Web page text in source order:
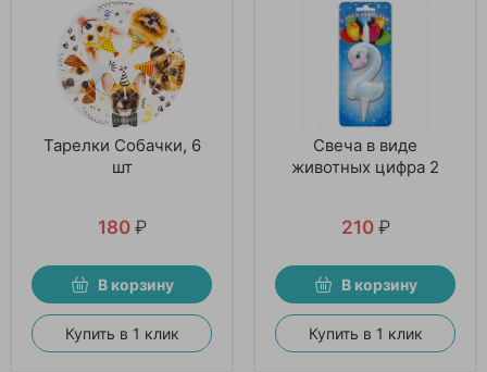
Тарелки Собачки, 6
шт
180 ₽
В корзину
Купить в 1 клик
Свеча в виде
животных цифра 2
210 ₽
В корзину
Купить в 1 клик